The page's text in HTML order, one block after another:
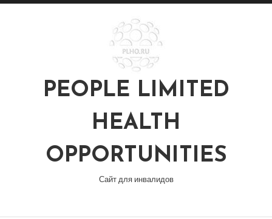
Перейти
PEOPLE LIMITED
HEALTH
OPPORTUNITIES
Сайт для инвалидов